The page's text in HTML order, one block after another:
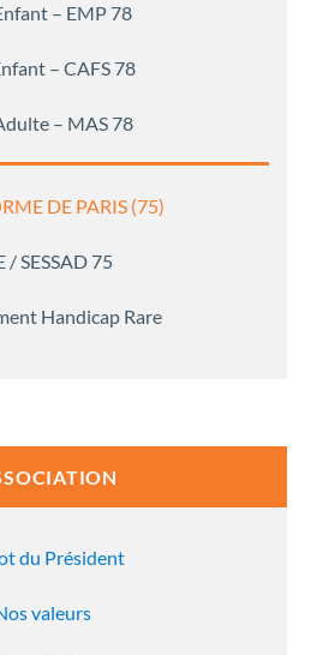
– EMP 78
– CAFS 78
– MAS 78
DE PARIS (75)
/ SESSAD 75
Handicap Rare
du Président
valeurs